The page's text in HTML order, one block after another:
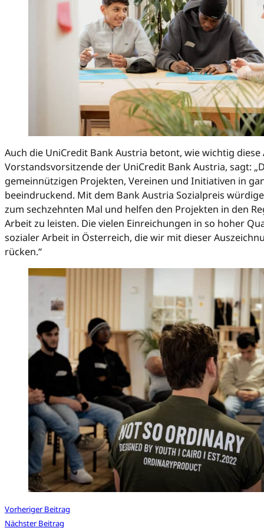
Auch die UniCredit Bank Austria betont, wie wichtig
Vorstandsvorsitzende der UniCredit Bank Austria, sagt:
gemeinnützigen Projekten, Vereinen und Initiativen in
beeindruckend. Mit dem Bank Austria Sozialpreis
zum sechzehnten Mal und helfen den Projekten in den
Arbeit zu leisten. Die vielen Einreichungen in so hoher
sozialer Arbeit in Österreich, die wir mit dieser
rücken.“
Vorheriger Beitrag
Nächster Beitrag